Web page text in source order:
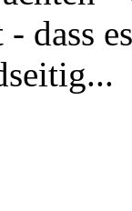
dass